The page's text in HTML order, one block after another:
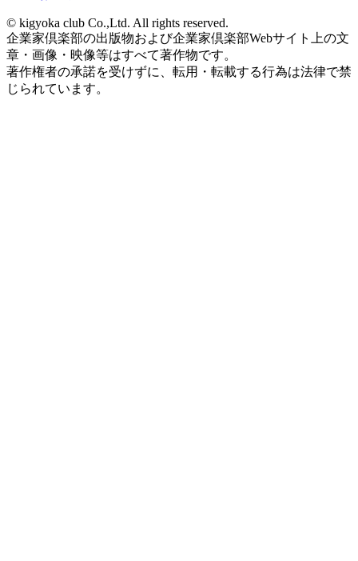
© kigyoka club Co.,Ltd. All rights reserved.
企業家倶楽部の出版物および企業家倶楽部Webサイト上の文
章・画像・映像等はすべて著作物です。
著作権者の承諾を受けずに、転用・転載する行為は法律で禁
じられています。